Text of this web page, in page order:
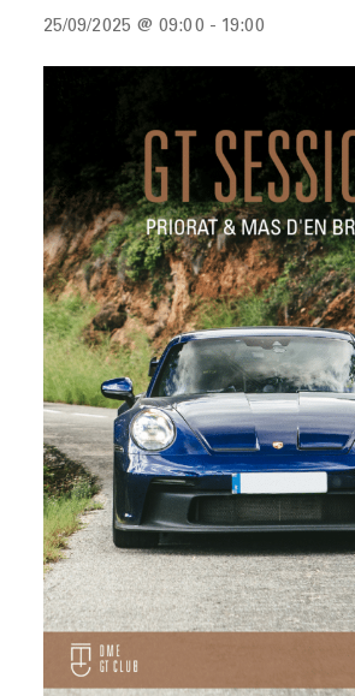
25/09/2025 @ 09:00 - 19:00